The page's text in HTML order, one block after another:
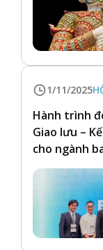
1/11/2025
Hành trình
Giao lưu –
cho ngành